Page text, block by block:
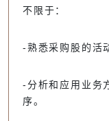
不限于：
-熟悉采购股的活
-分析和应用业务
序。